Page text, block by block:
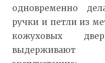
одновременно
ручки и петли из
кожуховых